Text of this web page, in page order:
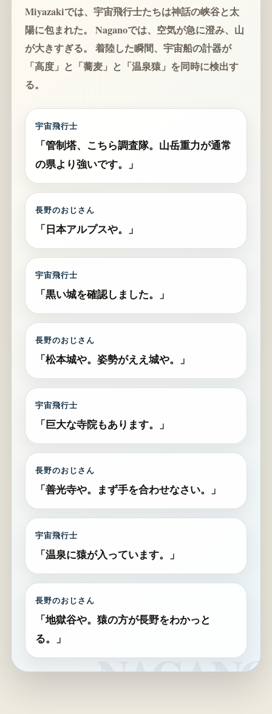
Miyazakiでは、宇宙飛行士たちは神話の峡谷と太
陽に包まれた。 Naganoでは、空気が急に澄み、山
が大きすぎる。 着陸した瞬間、宇宙船の計器が
「高度」と「蕎麦」と「温泉猿」を同時に検出す
る。
宇宙飛行士
「管制塔、こちら調査隊。山岳重力が通常
の県より強いです。」
長野のおじさん
「日本アルプスや。」
宇宙飛行士
「黒い城を確認しました。」
長野のおじさん
「松本城や。姿勢がええ城や。」
宇宙飛行士
「巨大な寺院もあります。」
長野のおじさん
「善光寺や。まず手を合わせなさい。」
宇宙飛行士
「温泉に猿が入っています。」
長野のおじさん
「地獄谷や。猿の方が長野をわかっと
る。」